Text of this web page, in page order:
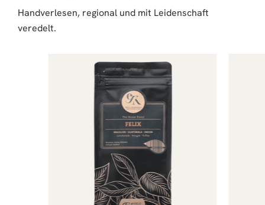
Handverlesen, regional und mit Leidenschaft
veredelt.